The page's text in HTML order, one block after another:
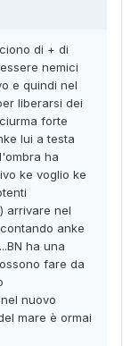
di + di
nemici
e quindi nel
liberarsi dei
forte
lui a testa
ha
ke voglio ke
arrivare nel
anke
ha una
fare da
nuovo
mare è ormai